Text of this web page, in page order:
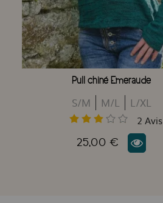
Pull chiné Emeraude
S/M M/L L/XL
2 Avis
25,00 €